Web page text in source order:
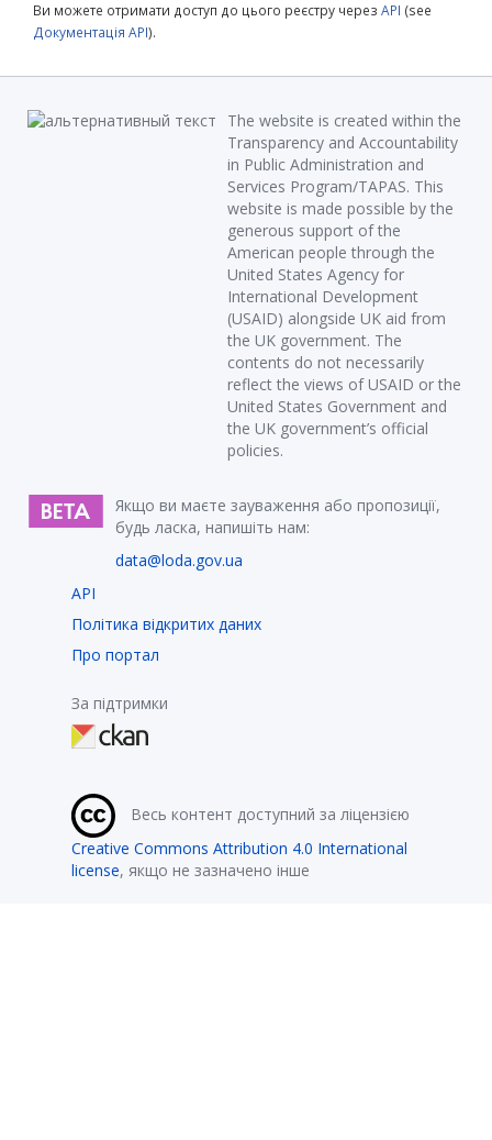
Ви можете отримати доступ до цього реєстру через API (see
Документація API).
The website is created within the
Transparency and Accountability
in Public Administration and
Services Program/TAPAS. This
website is made possible by the
generous support of the
American people through the
United States Agency for
International Development
(USAID) alongside UK aid from
the UK government. The
contents do not necessarily
reflect the views of USAID or the
United States Government and
the UK government’s official
policies.
Якщо ви маєте зауваження або пропозиції,
будь ласка, напишіть нам:
data@loda.gov.ua
API
Політика відкритих даних
Про портал
За підтримки
Весь контент доступний за ліцензією
Creative Commons Attribution 4.0 International
license, якщо не зазначено інше